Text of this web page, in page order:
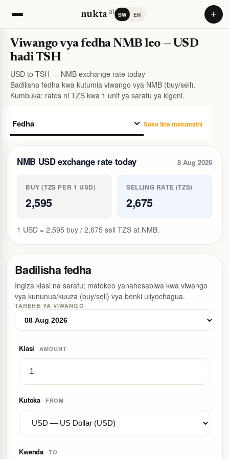
nuktaai SW EN +
Viwango vya fedha NMB leo — USD
hadi TSH
USD to TSH — NMB exchange rate today
Badilisha fedha kwa kutumia viwango vya NMB (buy/sell).
Kumbuka: rates ni TZS kwa 1 unit ya sarafu ya kigeni.
Soko lina matumaini
NMB USD exchange rate today 8 Aug 2026
BUY (TZS PER 1 USD)
2,595
SELLING RATE (TZS)
2,675
1 USD = 2,595 buy / 2,675 sell TZS at NMB.
Badilisha fedha
Ingiza kiasi na sarafu; matokeo yanahesabiwa kwa viwango
vya kununua/kuuza (buy/sell) vya benki uliyochagua.
TAREHE YA VIWANGO
Kiasi AMOUNT
Kutoka FROM
Kwenda TO